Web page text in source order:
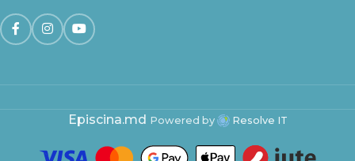
Episcina.md Powered by Resolve IT